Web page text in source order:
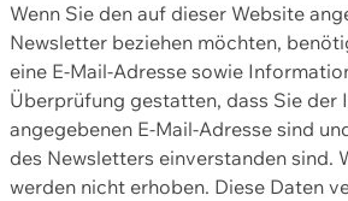
Wenn Sie den auf dieser Website
Newsletter beziehen möchten,
eine E-Mail-Adresse sowie
Überprüfung gestatten, dass Sie der
angegebenen E-Mail-Adresse sind
des Newsletters einverstanden sind.
werden nicht erhoben. Diese Daten